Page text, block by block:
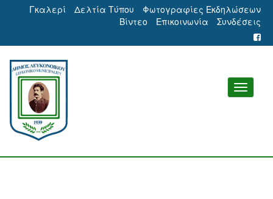
Γκαλερί Δελτία Τύπου
Φωτογραφίες Εκδηλώσεων
Βίντεο
Επικοινωνία Συνδέσεις